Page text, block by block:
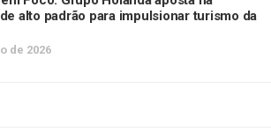
alto padrão para impulsionar turismo da
de 2026